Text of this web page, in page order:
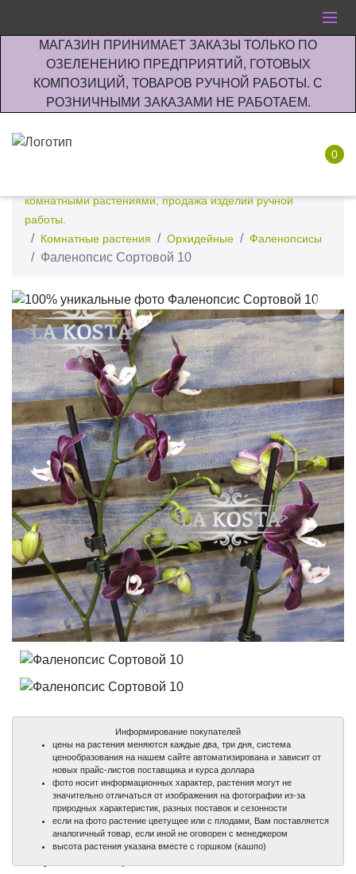
МАГАЗИН ПРИНИМАЕТ ЗАКАЗЫ ТОЛЬКО ПО
ОЗЕЛЕНЕНИЮ ПРЕДПРИЯТИЙ, ГОТОВЫХ
КОМПОЗИЦИЙ, ТОВАРОВ РУЧНОЙ РАБОТЫ. С
РОЗНИЧНЫМИ ЗАКАЗАМИ НЕ РАБОТАЕМ.
0
комнатными растениями, продажа изделий ручной
работы.
Комнатные растения
Орхидейные Фаленопсисы
Фаленопсис Сортовой 10
100%
100%
Информирование покупателей
цены на растения меняются каждые два, три дня, система
ценообразования на нашем сайте автоматизирована и зависит от
новых прайс-листов поставщика и курса доллара
фото носит информационных характер, растения могут не
значительно отличаться от изображения на фотографии из-за
природных характеристик, разных поставок и сезонности
если на фото растение цветущее или с плодами, Вам поставляется
аналогичный товар, если иной не оговорен с менеджером
высота растения указана вместе с горшком (кашпо)